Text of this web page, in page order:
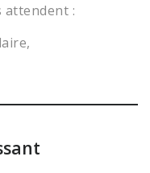
attendent :